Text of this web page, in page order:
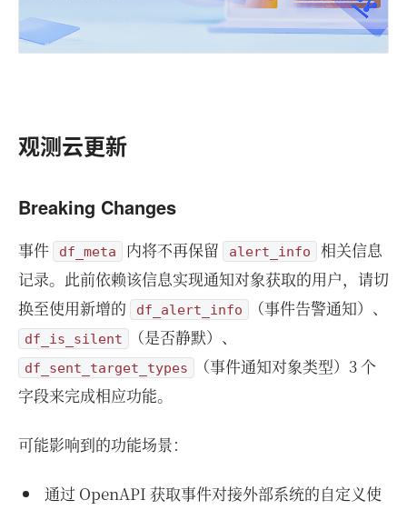
观测云更新
Breaking Changes
事件 df_meta 内将不再保留 alert_info
相关信息
记录。此前依赖该信息实现通知对象获取的用户，请切
换至使用新增的
df_alert_info （事件告警通知）、
df_is_silent （是否静默）、
df_sent_target_types
（事件通知对象类型）3 个
字段来完成相应功能。
可能影响到的功能场景：
通过 OpenAPI 获取事件对接外部系统的自定义使